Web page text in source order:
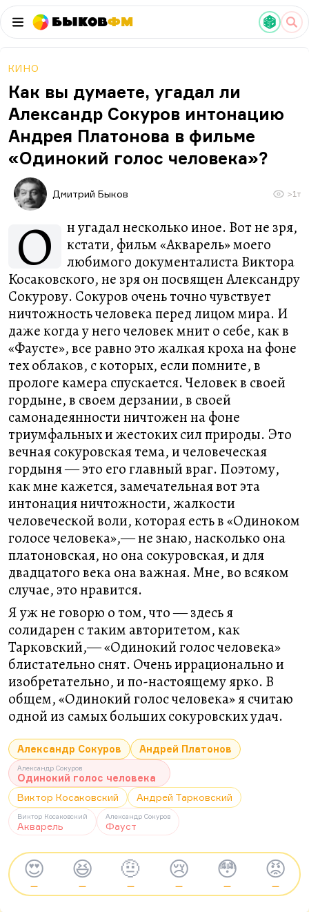
БыковФМ
КИНО
Как вы думаете, угадал ли
Александр Сокуров интонацию
Андрея Платонова в фильме
«Одинокий голос человека»?
Дмитрий Быков >1т
О
н угадал несколько иное. Вот не зря,
кстати, фильм «Акварель» моего
любимого документалиста Виктора
Косаковского, не зря он посвящен Александру
Сокурову. Сокуров очень точно чувствует
ничтожность человека перед лицом мира. И
даже когда у него человек мнит о себе, как в
«Фаусте», все равно это жалкая кроха на фоне
тех облаков, с которых, если помните, в
прологе камера спускается. Человек в своей
гордыне, в своем дерзании, в своей
самонадеянности ничтожен на фоне
триумфальных и жестоких сил природы. Это
вечная сокуровская тема, и человеческая
гордыня ― это его главный враг. Поэтому,
как мне кажется, замечательная вот эта
интонация ничтожности, жалкости
человеческой воли, которая есть в «Одиноком
голосе человека»,― не знаю, насколько она
платоновская, но она сокуровская, и для
двадцатого века она важная. Мне, во всяком
случае, это нравится.
Я уж не говорю о том, что ― здесь я
солидарен с таким авторитетом, как
Тарковский,― «Одинокий голос человека»
блистательно снят. Очень иррационально и
изобретательно, и по-настоящему ярко. В
общем, «Одинокий голос человека» я считаю
одной из самых больших сокуровских удач.
Александр Сокуров Андрей Платонов
Александр Сокуров
Одинокий голос человека
Виктор Косаковский
Андрей Тарковский
Виктор Косаковский
Акварель
Александр Сокуров
Фауст
😍
—
😆
—
🤨
—
😢
—
😳
—
😡
—